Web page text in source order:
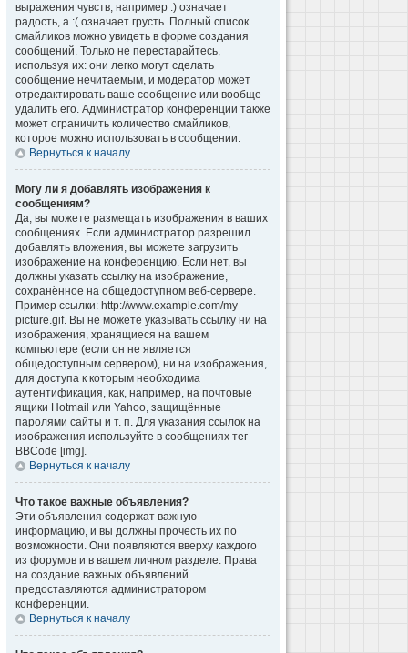
выражения чувств, например :) означает
радость, а :( означает грусть. Полный список
смайликов можно увидеть в форме создания
сообщений. Только не перестарайтесь,
используя их: они легко могут сделать
сообщение нечитаемым, и модератор может
отредактировать ваше сообщение или вообще
удалить его. Администратор конференции также
может ограничить количество смайликов,
которое можно использовать в сообщении.
Вернуться к началу
Могу ли я добавлять изображения к
сообщениям?
Да, вы можете размещать изображения в ваших
сообщениях. Если администратор разрешил
добавлять вложения, вы можете загрузить
изображение на конференцию. Если нет, вы
должны указать ссылку на изображение,
сохранённое на общедоступном веб-сервере.
Пример ссылки: http://www.example.com/my-
picture.gif. Вы не можете указывать ссылку ни на
изображения, хранящиеся на вашем
компьютере (если он не является
общедоступным сервером), ни на изображения,
для доступа к которым необходима
аутентификация, как, например, на почтовые
ящики Hotmail или Yahoo, защищённые
паролями сайты и т. п. Для указания ссылок на
изображения используйте в сообщениях тег
BBCode [img].
Вернуться к началу
Что такое важные объявления?
Эти объявления содержат важную
информацию, и вы должны прочесть их по
возможности. Они появляются вверху каждого
из форумов и в вашем личном разделе. Права
на создание важных объявлений
предоставляются администратором
конференции.
Вернуться к началу